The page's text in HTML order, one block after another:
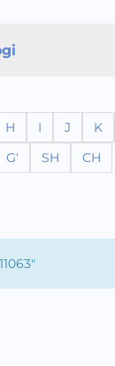
H I J K
G‘ SH CH
"